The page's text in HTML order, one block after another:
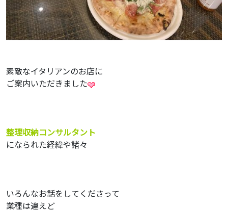
素敵なイタリアンのお店に
ご案内いただきました
整理収納コンサルタント
になられた経緯や諸々
いろんなお話をしてくださって
業種は違えど